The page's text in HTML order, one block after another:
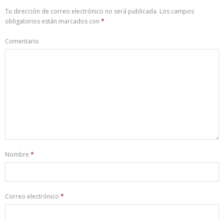
Tu dirección de correo electrónico no será publicada. Los campos
obligatorios están marcados con *
Comentario
Nombre *
Correo electrónico *